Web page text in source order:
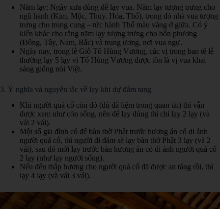
Năm lạy: Ngày xưa dùng để lạy vua. Năm lạy tượng trưng cho
ngũ hành (Kim, Mộc, Thủy, Hỏa, Thổ), trong đó nhà vua tượng
trưng cho trung cung – tức hành Thổ màu vàng ở giữa. Có ý
kiến khác cho rằng năm lạy tượng trưng cho bốn phương
(Đông, Tây, Nam, Bắc) và trung ương, nơi vua ngự.
Ngày nay, trong lễ Giỗ Tổ Hùng Vương, các vị trong ban tế lễ
thường lạy 5 lạy vì Tổ Hùng Vương được tôn là vị vua khai
sáng giống nòi Việt.
3. Ý nghĩa và nguyên tắc về lạy khi dự đám tang
Khi người quá cố còn đó (dù đã liệm trong quan tài) thì vẫn
được xem như còn sống, nên để lạy đúng thì chỉ lạy 2 lạy (và
vái 2 vái).
Một số gia đình có để bàn thờ Phật trước hương án có di ảnh
người quá cố, thì người đi đám sẽ lạy bàn thờ Phật 3 lạy (và 2
vái), sau đó mới lạy trước bàn hương án có di ảnh người quá cố
2 lạy (như lạy người sống).
Nếu đến thắp hương cho người quá cố đã được an táng rồi, thì
lạy 4 lạy (và vái 3 vái).